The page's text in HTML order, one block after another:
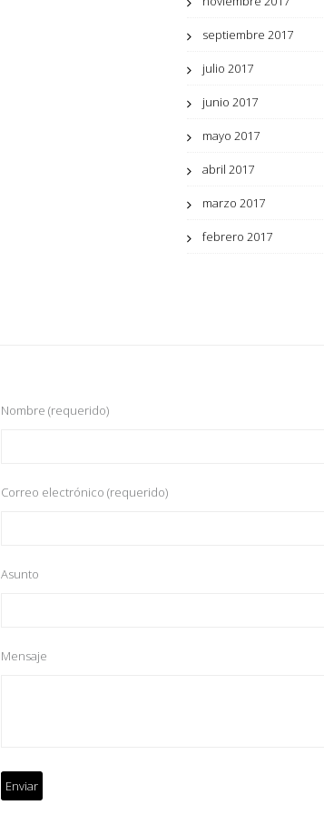
septiembre 2017
julio 2017
junio 2017
mayo 2017
abril 2017
marzo 2017
febrero 2017
Nombre (requerido)
Correo electrónico (requerido)
Asunto
Mensaje